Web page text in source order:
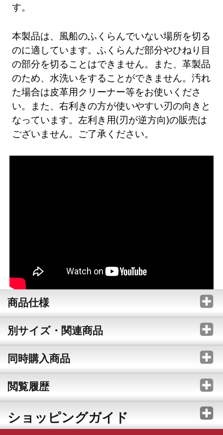
す。
本製品は、風船のふくらんでいない場所を切る
のに適しています。ふくらんだ部分やひねり目
の部分を切ることはできません。また、革製品
のため、水洗いをすることができません。汚れ
た場合は皮革用クリーナー等をお使いくださ
い。また、右利きの方が使いやすい刃の向きと
なっています。左利き用(刃が逆方向)の販売は
ございません。ご了承ください。
商品仕様
別サイズ・関連商品
同時購入商品
閲覧履歴
ショッピングガイド